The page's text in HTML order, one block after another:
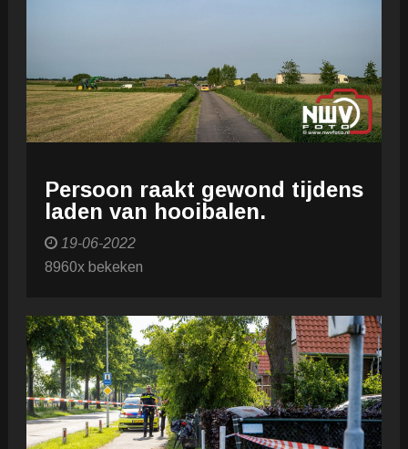
Persoon raakt gewond tijdens
laden van hooibalen.
19-06-2022
8960x bekeken